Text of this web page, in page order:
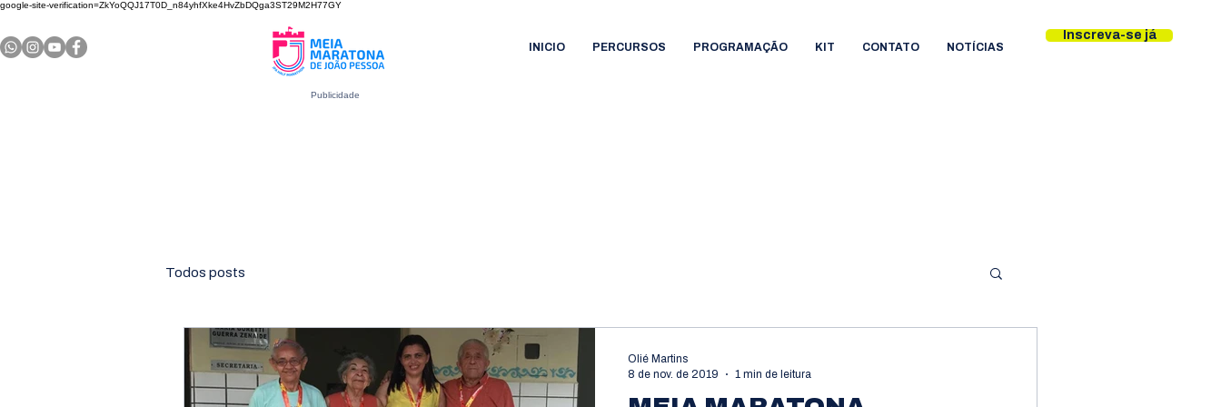
google-site-verification=ZkYoQQJ17T0D_n84yhfXke4HvZbDQga3ST29M2H77GY
INICIO PERCURSOS PROGRAMAÇÃO KIT CONTATO NOTÍCIAS
Inscreva-se já
Publicidade
Todos posts
Olié Martins
8 de nov. de 2019
1 min de leitura